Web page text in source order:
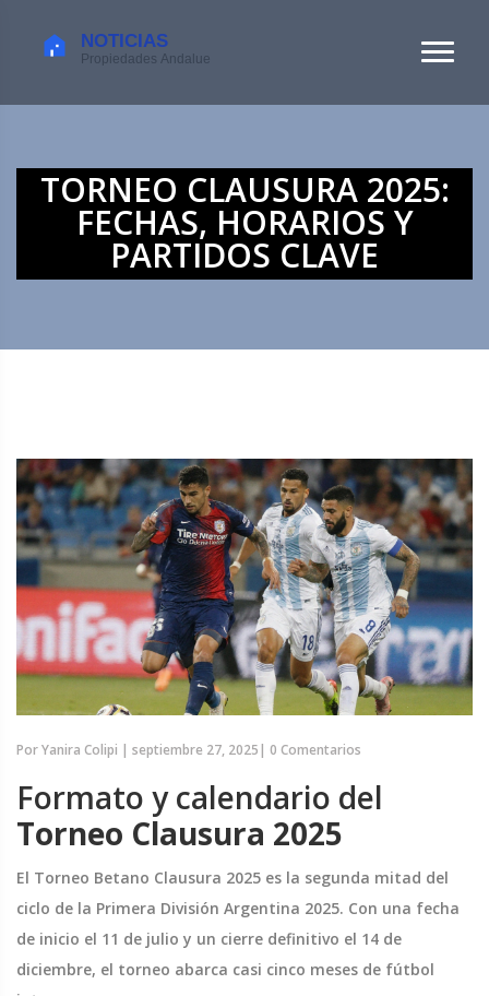
TORNEO CLAUSURA 2025:
FECHAS, HORARIOS Y
PARTIDOS CLAVE
PorYanira Colipi | septiembre 27, 2025| 0 Comentarios
Formato y calendario del
Torneo Clausura 2025
El Torneo Betano Clausura 2025 es la segunda mitad del
ciclo de la Primera División Argentina 2025. Con una fecha
de inicio el 11 de julio y un cierre definitivo el 14 de
diciembre, el torneo abarca casi cinco meses de fútbol